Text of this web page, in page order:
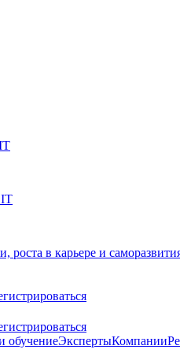
IT
роста в карьере и
обучениеЭкспертыКомпании